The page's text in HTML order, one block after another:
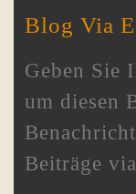
Blog Via
Geben Sie
um diesen
Beiträge